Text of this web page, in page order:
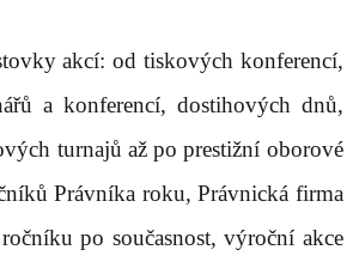
akcí: od tiskových konferencí,
a konferencí, dostihových dnů,
turnajů až po prestižní oborové
Právníka roku, Právnická firma
po současnost, výroční akce